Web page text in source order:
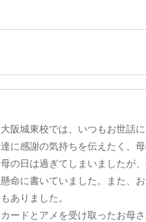
大阪城東校では、いつもお世話
達に感謝の気持ちを伝えたく、
母の日は過ぎてしまいましたが
懸命に書いていました。また、
もありました。
カードとアメを受け取ったお母